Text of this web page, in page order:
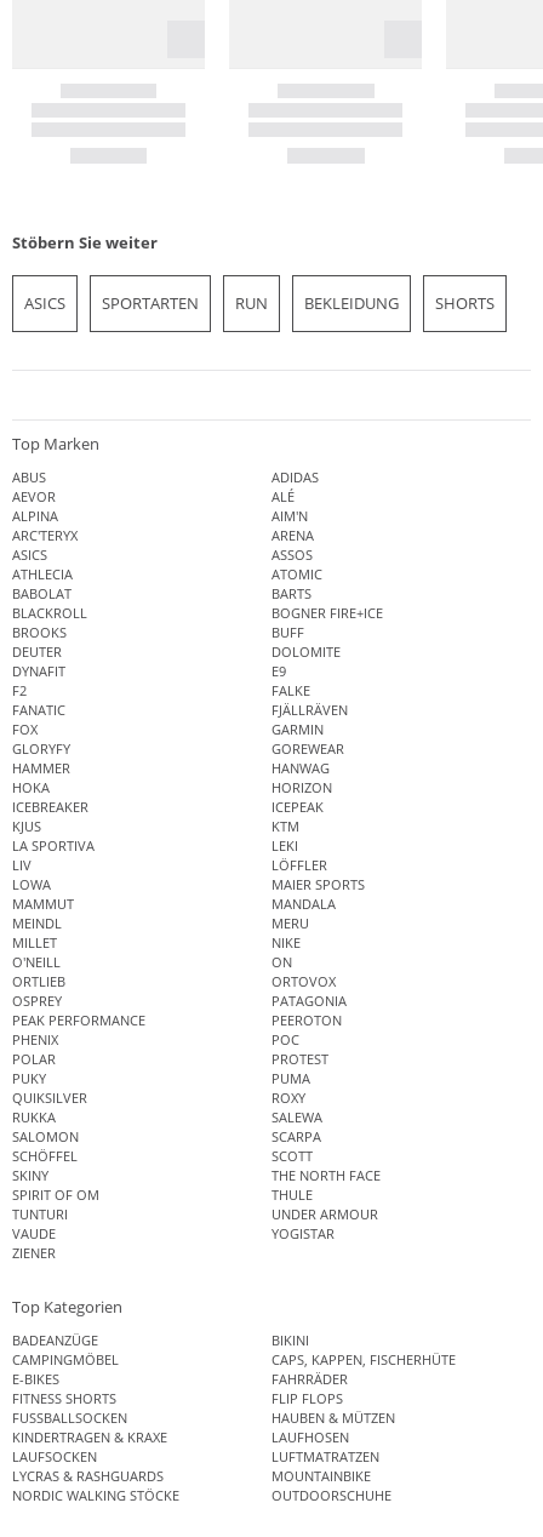
Stöbern Sie weiter
ASICS SPORTARTEN RUN BEKLEIDUNG SHORTS
Top Marken
ABUS
ADIDAS
AEVOR
ALÉ
ALPINA
AIM'N
ARC'TERYX
ARENA
ASICS
ASSOS
ATHLECIA
ATOMIC
BABOLAT
BARTS
BLACKROLL
BOGNER FIRE+ICE
BROOKS
BUFF
DEUTER
DOLOMITE
DYNAFIT
E9
F2
FALKE
FANATIC
FJÄLLRÄVEN
FOX
GARMIN
GLORYFY
GOREWEAR
HAMMER
HANWAG
HOKA
HORIZON
ICEBREAKER
ICEPEAK
KJUS
KTM
LA SPORTIVA
LEKI
LIV
LÖFFLER
LOWA
MAIER SPORTS
MAMMUT
MANDALA
MEINDL
MERU
MILLET
NIKE
O'NEILL
ON
ORTLIEB
ORTOVOX
OSPREY
PATAGONIA
PEAK PERFORMANCE
PEEROTON
PHENIX
POC
POLAR
PROTEST
PUKY
PUMA
QUIKSILVER
ROXY
RUKKA
SALEWA
SALOMON
SCARPA
SCHÖFFEL
SCOTT
SKINY
THE NORTH FACE
SPIRIT OF OM
THULE
TUNTURI
UNDER ARMOUR
VAUDE
YOGISTAR
ZIENER
Top Kategorien
BADEANZÜGE
BIKINI
CAMPINGMÖBEL
CAPS, KAPPEN, FISCHERHÜTE
E-BIKES
FAHRRÄDER
FITNESS SHORTS
FLIP FLOPS
FUSSBALLSOCKEN
HAUBEN & MÜTZEN
KINDERTRAGEN & KRAXE
LAUFHOSEN
LAUFSOCKEN
LUFTMATRATZEN
LYCRAS & RASHGUARDS
MOUNTAINBIKE
NORDIC WALKING STÖCKE
OUTDOORSCHUHE